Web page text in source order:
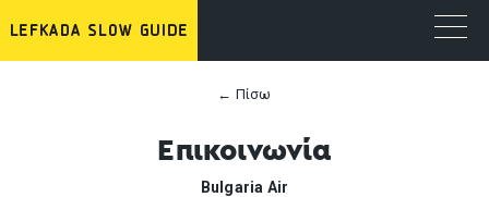
← Πίσω
Επικοινωνία
Bulgaria Air